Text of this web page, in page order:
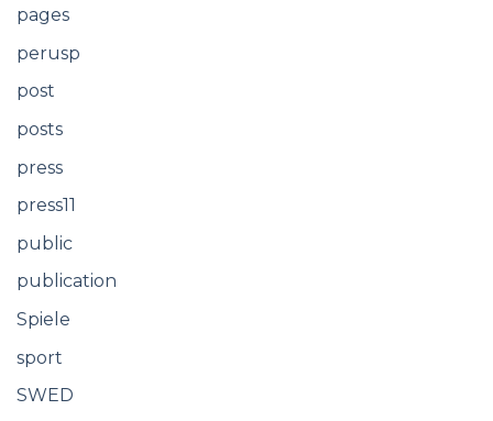
pages
perusp
post
posts
press
press11
public
publication
Spiele
sport
SWED